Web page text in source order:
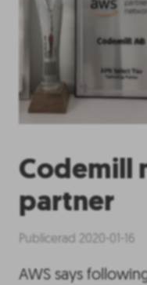
Codemill
partner
Publicerad 2020-01-16
AWS says